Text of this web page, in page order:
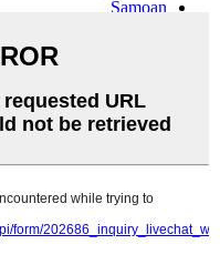
Samoan
Swahili
Tajik
Telugu
Ukrainian
Urdu